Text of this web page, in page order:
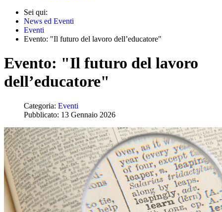
Sei qui:
News ed Eventi
Eventi
Evento: "Il futuro del lavoro dell’educatore"
Evento: "Il futuro del lavoro
dell’educatore"
Categoria: Eventi
Pubblicato: 13 Gennaio 2026